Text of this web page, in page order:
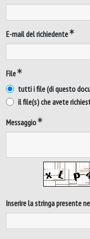
E-mail del richiedente
File
tutti i file (di questo
il file(s) che avete
Messaggio
Inserire la stringa presente